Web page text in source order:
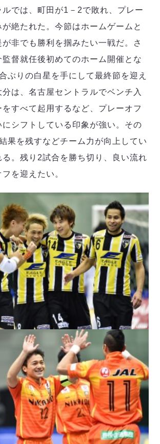
では、町田が1－2で敗れ、プレー
絶たれた。今節はホームゲームと
非でも勝利を掴みたい一戦だ。さ
監督就任後初めてのホーム開催とな
ぶりの白星を手にして最終節を迎え
は、名古屋セントラルでベンチ入
をすべて起用するなど、プレーオフ
にシフトしている印象が強い。その
果を残すなどチーム力が向上してい
る。残り2試合を勝ち切り、良い流れ
を迎えたい。